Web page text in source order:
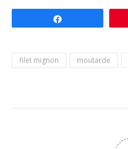
filet mignon moutarde